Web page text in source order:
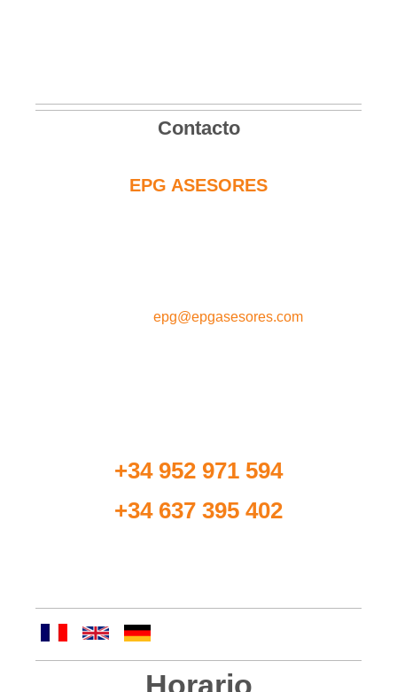
Contacto
EPG ASESORES
epg@epgasesores.com
+34 952 971 594
+34 637 395 402
Horario